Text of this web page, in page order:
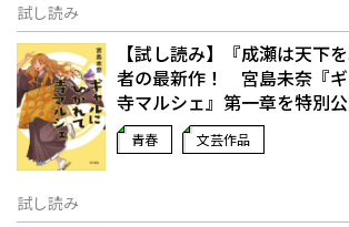
試し読み
【試し読み】『成瀬は天下
者の最新作！ 宮島未奈『
寺マルシェ』第一章を特別公
青春 文芸作品
試し読み